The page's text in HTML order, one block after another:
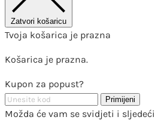
Zatvori košaricu
Tvoja košarica je prazna
Košarica je prazna.
Kupon za popust?
Primijeni
Možda će vam se svidjeti i